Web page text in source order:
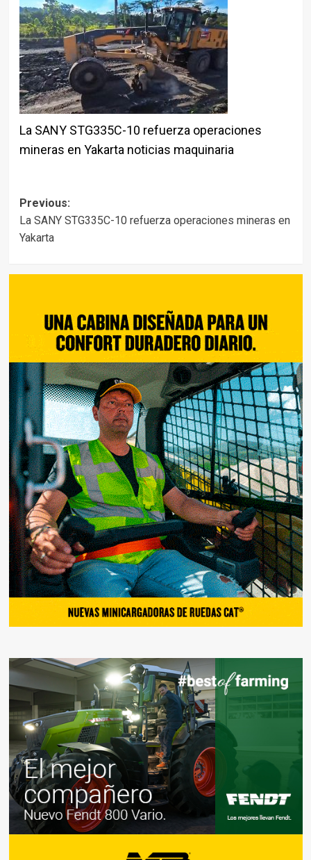
La SANY STG335C-10 refuerza operaciones
mineras en Yakarta noticias maquinaria
Post
navigation
Previous:
La SANY STG335C-10 refuerza operaciones mineras en
Yakarta